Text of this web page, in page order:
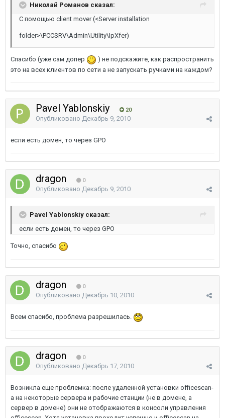
Николай Романов сказал:
С помощью client mover (<Server installation
folder>\PCCSRV\Admin\Utility\IpXfer)
Спасибо (уже сам допер
) не подскажите, как распространить
это на всех клиентов по сети а не запускать ручками на каждом?
Pavel Yablonskiy 20
Опубликовано Декабрь 9, 2010
если есть домен, то через GPO
dragon 0
Опубликовано Декабрь 9, 2010
Pavel Yablonskiy сказал:
если есть домен, то через GPO
Точно, спасибо
dragon 0
Опубликовано Декабрь 10, 2010
Всем спасибо, проблема разрешилась.
dragon 0
Опубликовано Декабрь 17, 2010
Возникла еще проблемка: после удаленной установки officescan-
а на некоторые сервера и рабочие станции (не в домене, а
сервер в домене) они не отображаются в консоли управления